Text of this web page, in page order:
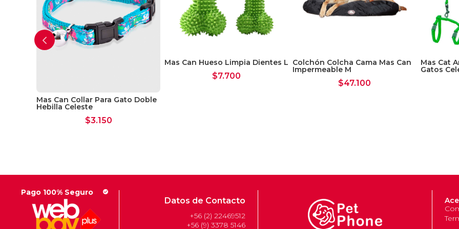
Mas Can Collar Para Gato Doble
Hebilla Celeste
$3.150
Mas Can Hueso Limpia Dientes L
$7.700
Colchón Colcha Cama Mas Can
Impermeable M
$47.100
Mas Cat
Gatos
Pago 100% Seguro check_circle
Datos de Contacto
+56 (2) 22469512
+56 (9) 3378 5146